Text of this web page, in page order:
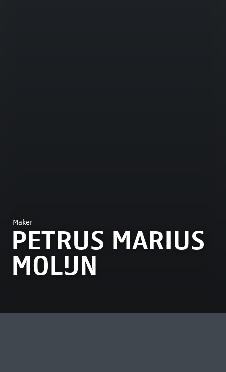
Maker
PETRUS MARIUS
MOLIJN